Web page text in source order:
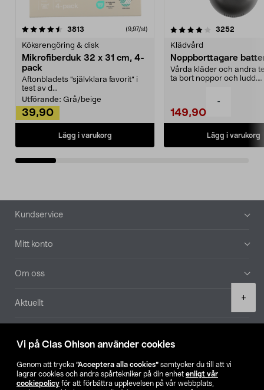
Vi på Clas Ohlson använder cookies
Genom att trycka ”Acceptera alla cookies” samtycker du till att vi
lagrar cookies och andra spårtekniker på din enhet enligt vår
cookiepolicy för att förbättra upplevelsen på vår webbplats,
-
+
3813 (9,97/st)
Köksrengöring & disk
Mikrofiberduk 32 x 31 cm, 4-
pack
Aftonbladets "självklara favorit” i
test av d...
Utförande: Grå/beige
39,90
Lägg i varukorg
4.0av 5 stjärnor 3252
Klädvård
Noppborttagare
Vårda kläder och andra
ta bort noppor och ludd.
149,90
Lägg i varukorg
4.5av 5 stjärnor
Sidfot
Kundservice
Mitt konto
Om oss
Aktuellt
Hitta butik